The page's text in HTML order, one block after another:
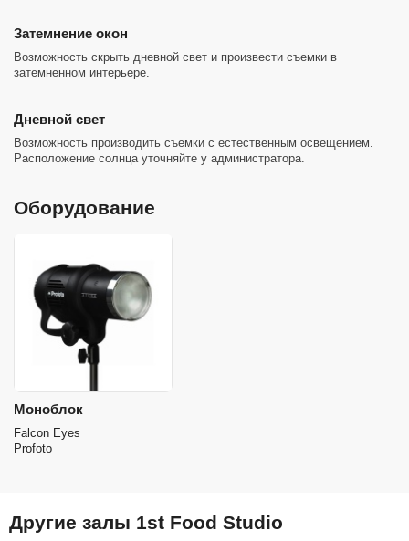
Затемнение окон
Возможность скрыть дневной свет и произвести съемки в
затемненном интерьере.
Дневной свет
Возможность производить съемки с естественным освещением.
Расположение солнца уточняйте у администратора.
Оборудование
Моноблок
Falcon Eyes
Profoto
Другие залы 1st Food Studio